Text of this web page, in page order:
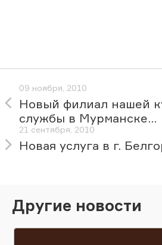
09 ноября, 2010
Новый филиал нашей
службы в Мурманске...
21 сентября, 2010
Новая услуга в г.
Другие новости